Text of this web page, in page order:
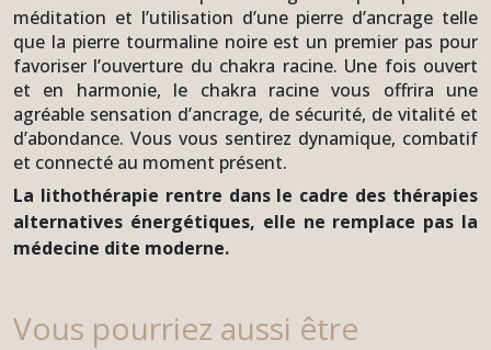
méditation et l’utilisation d’une pierre d’ancrage telle
que la pierre tourmaline noire est un premier pas pour
favoriser l’ouverture du chakra racine. Une fois ouvert
et en harmonie, le chakra racine vous offrira une
agréable sensation d’ancrage, de sécurité, de vitalité et
d’abondance. Vous vous sentirez dynamique, combatif
et connecté au moment présent.
La lithothérapie rentre dans le cadre des thérapies
alternatives énergétiques, elle ne remplace pas la
médecine dite moderne.
Vous pourriez aussi être